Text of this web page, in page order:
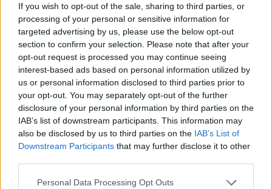
If you wish to opt-out of the sale, sharing to third parties, or
processing of your personal or sensitive information for
targeted advertising by us, please use the below opt-out
section to confirm your selection. Please note that after your
opt-out request is processed you may continue seeing
interest-based ads based on personal information utilized by
us or personal information disclosed to third parties prior to
your opt-out. You may separately opt-out of the further
disclosure of your personal information by third parties on the
IAB’s list of downstream participants. This information may
also be disclosed by us to third parties on the IAB’s List of
Downstream Participants that may further disclose it to other
Please note that this website/app uses one or more Google
Personal Data Processing Opt Outs
Re: Takto sa rieši málo úložného miesta. V tomto byte
stačil jeden prvok | Môjdom.sk
Dizajn je to nádherný, tá brezová preglejka a čisté línie vyzerajú super.
Ale vždy, keď…
Re: Toto je najväčší mýtus pri ošetrení dreva a môže vás
vyjsť draho. Ako ho ochrániť pred hnitím a škodcami?
clovek by cakal ze vysusene drahe drevo bolo predtym naparovane aby
sa zbavilo zarodkov skodcov...